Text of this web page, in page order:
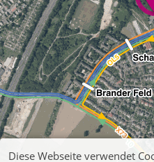
Diese Webseite verwendet